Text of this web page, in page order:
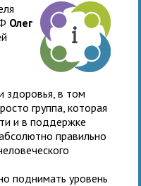
Олег
здоровья, в том
группа, которая
и в поддержке
правильно
поднимать уровень